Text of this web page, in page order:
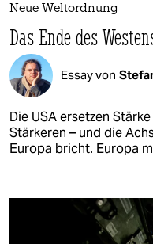
Neue Weltordnung
Das Ende des
Essay von
Die USA ersetzen
Stärkeren – und die
Europa bricht. Europa